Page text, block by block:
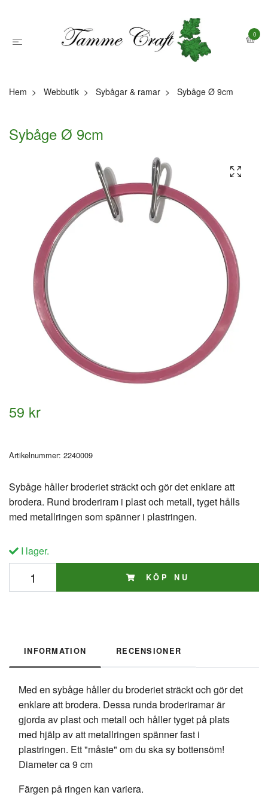
0
Hem Webbutik Sybågar & ramar Sybåge Ø 9cm
Sybåge Ø 9cm
59 kr
Artikelnummer: 2240009
Sybåge håller broderiet sträckt och gör det enklare att
brodera. Rund broderiram i plast och metall, tyget hålls
med metallringen som spänner i plastringen.
I lager.
KÖP NU
INFORMATION RECENSIONER
Med en sybåge håller du broderiet sträckt och gör det
enklare att brodera. Dessa runda broderiramar är
gjorda av plast och metall och håller tyget på plats
med hjälp av att metallringen spänner fast i
plastringen. Ett "måste" om du ska sy bottensöm!
Diameter ca 9 cm
Färgen på ringen kan variera.